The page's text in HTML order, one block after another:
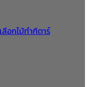
ลือกไม้ทำกีตาร์